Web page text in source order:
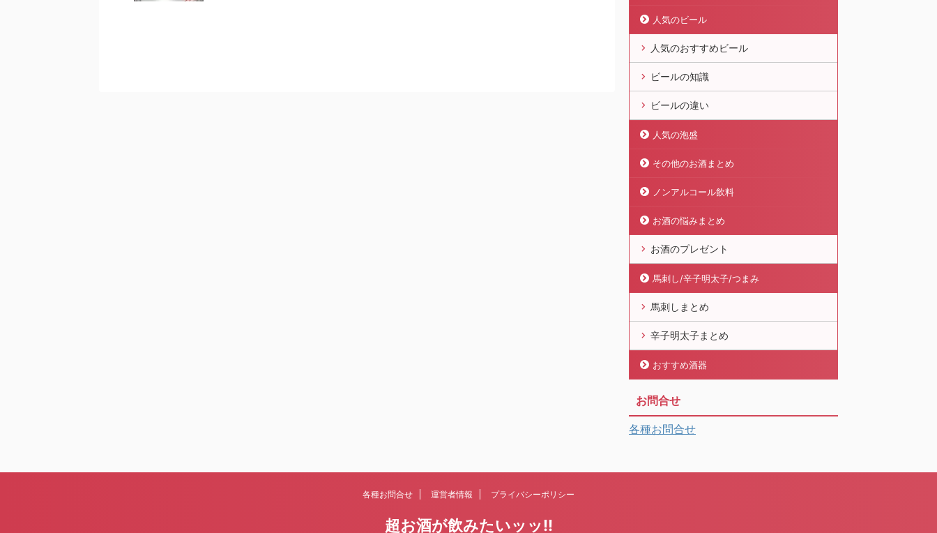
人気のビール
人気のおすすめビール
ビールの知識
ビールの違い
人気の泡盛
その他のお酒まとめ
ノンアルコール飲料
お酒の悩みまとめ
お酒のプレゼント
馬刺し/辛子明太子/つまみ
馬刺しまとめ
辛子明太子まとめ
おすすめ酒器
お問合せ
各種お問合せ
各種お問合せ 運営者情報 プライバシーポリシー
超お酒が飲みたいッッ!!